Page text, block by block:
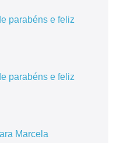
parabéns e feliz
parabéns e feliz
Marcela